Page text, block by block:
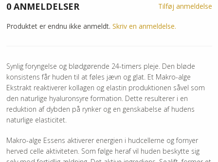
0 ANMELDELSER Tilføj anmeldelse
Produktet er endnu ikke anmeldt. Skriv en anmeldelse.
Synlig foryngelse og blødgørende 24-timers pleje. Den bløde
konsistens får huden til at føles jævn og glat. Et Makro-alge
Ekstrakt reaktiverer kollagen og elastin produktionen såvel som
den naturlige hyaluronsyre formation. Dette resulterer i en
reduktion af dybden på rynker og en genskabelse af hudens
naturlige elasticitet.
Makro-alge Essens aktiverer energien i hudcellerne og fornyer
herved celle aktiviteten. Som følge heraf vil huden beskytte sig